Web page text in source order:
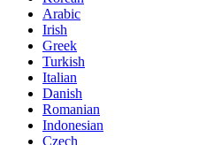
Arabic
Irish
Greek
Turkish
Italian
Danish
Romanian
Indonesian
Czech